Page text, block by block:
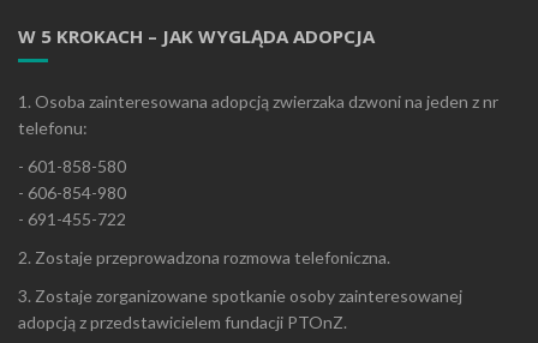
W 5 KROKACH – JAK WYGLĄDA ADOPCJA
1. Osoba zainteresowana adopcją zwierzaka dzwoni na jeden z nr
telefonu:
- 601-858-580
- 606-854-980
- 691-455-722
2. Zostaje przeprowadzona rozmowa telefoniczna.
3. Zostaje zorganizowane spotkanie osoby zainteresowanej
adopcją z przedstawicielem fundacji PTOnZ.